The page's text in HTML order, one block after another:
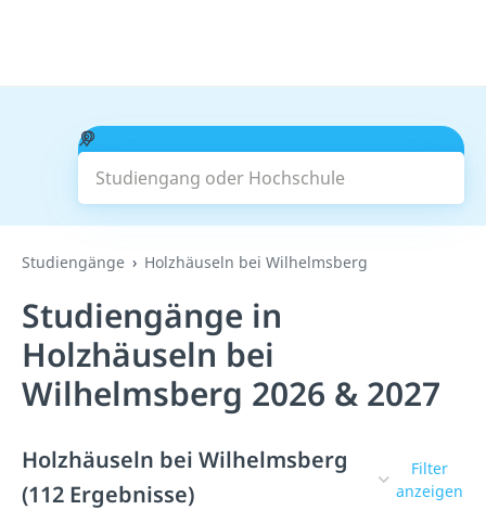
Studiengang oder Hochschule
Suchen
Studiengänge Holzhäuseln bei Wilhelmsberg
Studiengänge in
Holzhäuseln bei
Wilhelmsberg 2026 & 2027
Holzhäuseln bei Wilhelmsberg
(112 Ergebnisse)
Filter
anzeigen